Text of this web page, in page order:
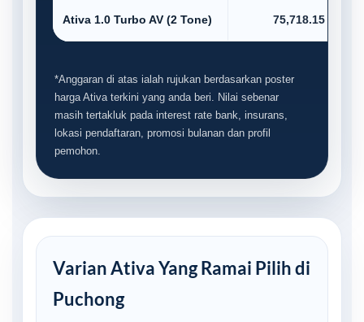
Ativa 1.0 Turbo AV (2 Tone) 75,718.15
*Anggaran di atas ialah rujukan berdasarkan poster
harga Ativa terkini yang anda beri. Nilai sebenar
masih tertakluk pada interest rate bank, insurans,
lokasi pendaftaran, promosi bulanan dan profil
pemohon.
Varian Ativa Yang Ramai Pilih di
Puchong